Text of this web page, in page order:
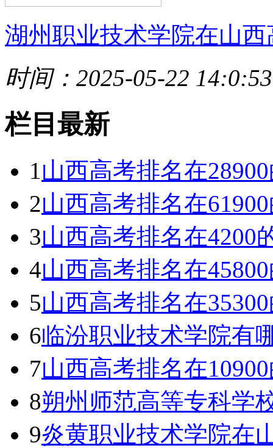
湖州职业技术学院在山西
时间：2025-05-22 14:0:53
栏目最新
1山西高考排名在
2山西高考排名在
3山西高考排名在4200
4山西高考排名在
5山西高考排名在
6临汾职业技术学院有
7山西高考排名在
8朔州师范高等专科学
9炎黄职业技术学院在